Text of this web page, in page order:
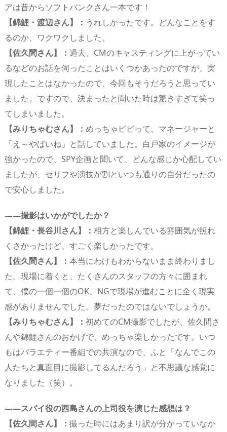
アは昔からソフトバンクさん一本です！
【錦鯉・渡辺さん】： うれしかったです。どんなことをす
るのか、ワクワクしました。
【佐久間さん】： 過去、CMのキャスティングに上がってい
るなどのお話を伺ったことはいくつかあったのですが、実
現したことはなかったので、今回もそうだろうと思ってい
ました。ですので、決まったと聞いた時は驚きすぎて笑っ
てしまいました。
【みりちゃむさん】： めっちゃビビって、マネージャーと
「え～やばいね」と話していました。白戸家のイメージが
強かったので、SPY企画と聞いて、どんな感じか心配してい
ましたが、セリフや演技が割といつも通りの自分だったの
で安心しました。
――撮影はいかがでしたか？
【錦鯉・長谷川さん】： 相方と楽しんでいる雰囲気が照れ
くさかったけど、すごく楽しかったです。
【佐久間さん】： 本当にわけもわからないまま終わりまし
た。現場に着くと、たくさんのスタッフの方々に囲まれ
て、僕の一個一個のOK、NGで現場が進むことに全く現実
感がありませんでした。夢だったのではないでしょうか。
【みりちゃむさん】： 初めてのCM撮影でしたが、佐久間さ
んや錦鯉さんのおかげで、めっちゃ楽しかったです。いつ
もはバラエティー番組での共演なので、ふと「なんでこの
人たちと真面目に撮影してるんだろう」と不思議な感覚に
なりました（笑）。
――スパイ役の西島さんの上司役を演じた感想は？
【佐久間さん】： 撮った時にはあまり訳が分かっていなか